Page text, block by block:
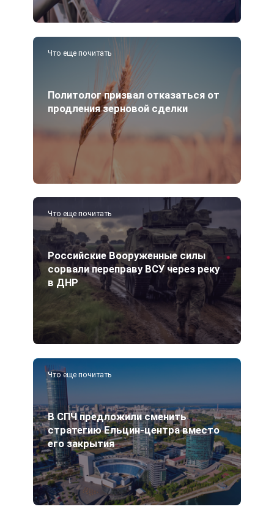
Что еще почитать
Политолог призвал отказаться от
продления зерновой сделки
Что еще почитать
Российские Вооруженные силы
сорвали переправу ВСУ через реку
в ДНР
Что еще почитать
В СПЧ предложили сменить
стратегию Ельцин-центра вместо
его закрытия